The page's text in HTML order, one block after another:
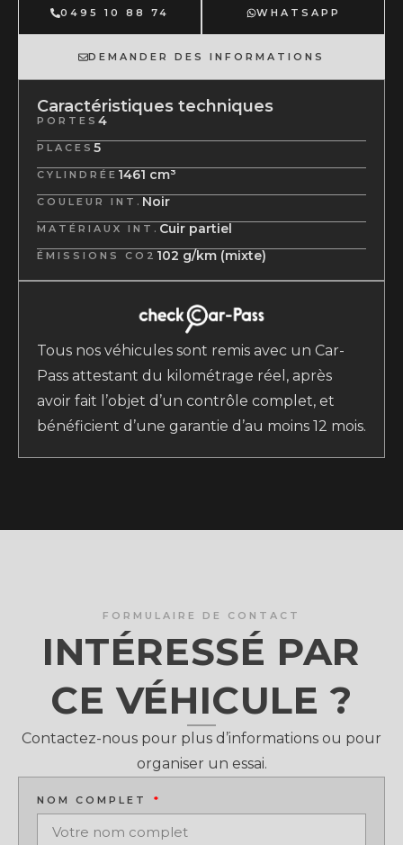
0495 10 88 74 WHATSAPP
DEMANDER DES INFORMATIONS
Caractéristiques techniques
PORTES 4
PLACES 5
CYLINDRÉE 1461 cm³
COULEUR INT. Noir
MATÉRIAUX INT. Cuir partiel
ÉMISSIONS CO2 102 g/km (mixte)
Tous nos véhicules sont remis avec un Car-
Pass attestant du kilométrage réel, après
avoir fait l’objet d’un contrôle complet, et
bénéficient d’une garantie d’au moins 12 mois.
FORMULAIRE DE CONTACT
INTÉRESSÉ PAR
CE VÉHICULE ?
Contactez-nous pour plus d’informations ou pour
organiser un essai.
NOM COMPLET